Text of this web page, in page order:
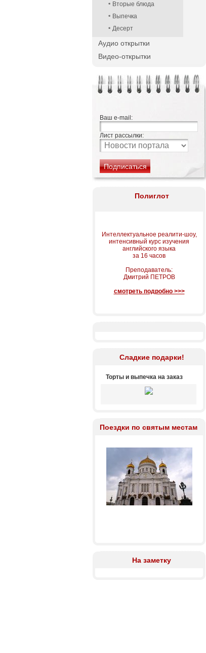
Вторые блюда
Выпечка
Десерт
Аудио открытки
Видео-открытки
Ваш e-mail:
Лист рассылки:
Полиглот
Интеллектуальное реалити-шоу,
интенсивный курс изучения
английского языка
за 16 часов
Преподаватель:
Дмитрий ПЕТРОВ
смотреть подробно >>>
Сладкие подарки!
Торты и выпечка на заказ
Поездки по святым местам
На заметку